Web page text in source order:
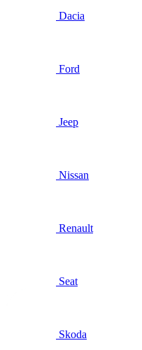
Dacia
Ford
Jeep
Nissan
Renault
Seat
Skoda